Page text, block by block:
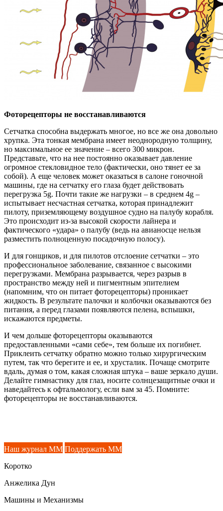
Фоторецепторы не восстанавливаются
Сетчатка способна выдержать многое, но все же она довольно
хрупка. Эта тонкая мембрана имеет неоднородную толщину,
но максимальное ее значение – всего 300 микрон.
Представьте, что на нее постоянно оказывает давление
огромное стекловидное тело (фактически, оно тянет ее за
собой). А еще человек может оказаться в салоне гоночной
машины, где на сетчатку его глаза будет действовать
перегрузка 5g. Почти такие же нагрузки – в среднем 4g –
испытывает несчастная сетчатка, которая принадлежит
пилоту, приземляющему воздушное судно на палубу корабля.
Это происходит из-за высокой скорости лайнера и
фактического «удара» о палубу (ведь на авианосце нельзя
разместить полноценную посадочную полосу).
И для гонщиков, и для пилотов отслоение сетчатки – это
профессиональное заболевание, связанное с высокими
перегрузками. Мембрана разрывается, через разрыв в
пространство между ней и пигментным эпителием
(напомним, что он питает фоторецепторы) проникает
жидкость. В результате палочки и колбочки оказываются без
питания, а перед глазами появляются пелена, вспышки,
искажаются предметы.
И чем дольше фоторецепторы оказываются
предоставленными «сами себе», тем больше их погибнет.
Приклеить сетчатку обратно можно только хирургическим
путем, так что берегите и ее, и хрусталик. Почаще смотрите
вдаль, думая о том, какая сложная штука – ваше зеркало души.
Делайте гимнастику для глаз, носите солнцезащитные очки и
наведайтесь к офтальмологу, если вам за 45. Помните:
фоторецепторы не восстанавливаются.
Наш журнал ММ Поддержать ММ
Коротко
Анжелика Дун
Машины и Механизмы